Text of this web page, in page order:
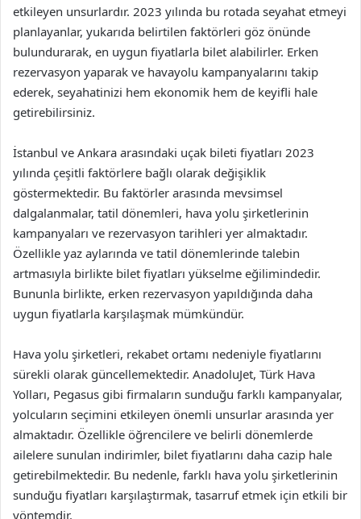
etkileyen unsurlardır. 2023 yılında bu rotada seyahat etmeyi
planlayanlar, yukarıda belirtilen faktörleri göz önünde
bulundurarak, en uygun fiyatlarla bilet alabilirler. Erken
rezervasyon yaparak ve havayolu kampanyalarını takip
ederek, seyahatinizi hem ekonomik hem de keyifli hale
getirebilirsiniz.
İstanbul ve Ankara arasındaki uçak bileti fiyatları 2023
yılında çeşitli faktörlere bağlı olarak değişiklik
göstermektedir. Bu faktörler arasında mevsimsel
dalgalanmalar, tatil dönemleri, hava yolu şirketlerinin
kampanyaları ve rezervasyon tarihleri yer almaktadır.
Özellikle yaz aylarında ve tatil dönemlerinde talebin
artmasıyla birlikte bilet fiyatları yükselme eğilimindedir.
Bununla birlikte, erken rezervasyon yapıldığında daha
uygun fiyatlarla karşılaşmak mümkündür.
Hava yolu şirketleri, rekabet ortamı nedeniyle fiyatlarını
sürekli olarak güncellemektedir. AnadoluJet, Türk Hava
Yolları, Pegasus gibi firmaların sunduğu farklı kampanyalar,
yolcuların seçimini etkileyen önemli unsurlar arasında yer
almaktadır. Özellikle öğrencilere ve belirli dönemlerde
ailelere sunulan indirimler, bilet fiyatlarını daha cazip hale
getirebilmektedir. Bu nedenle, farklı hava yolu şirketlerinin
sunduğu fiyatları karşılaştırmak, tasarruf etmek için etkili bir
yöntemdir.